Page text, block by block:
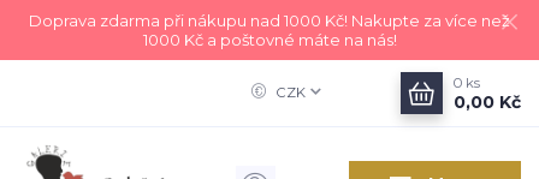
Doprava zdarma při nákupu nad 1000 Kč! Nakupte za více než
1000 Kč a poštovné máte na nás!
CZK
0 ks
0,00 Kč